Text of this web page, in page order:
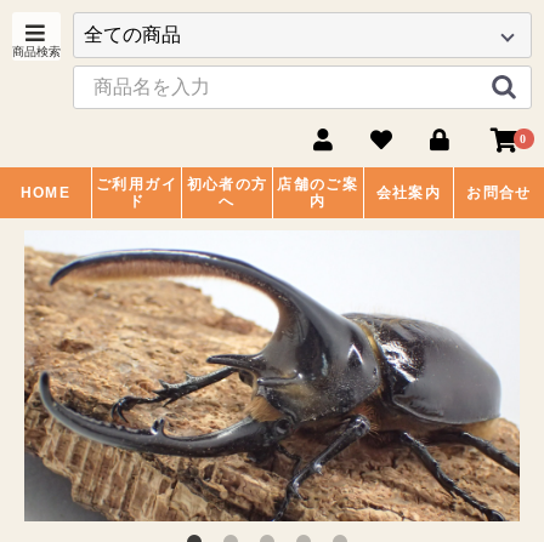
0
HOME
ご利用ガイ
ド
初心者の方
へ
店舗のご案
内
会社案内 お問合せ